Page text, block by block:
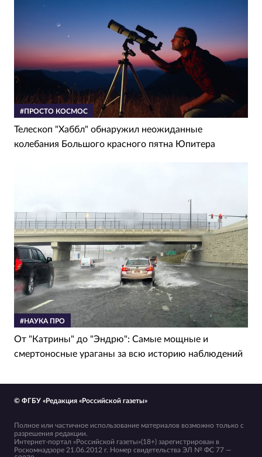
#ПРОСТО КОСМОС
Телескоп "Хаббл" обнаружил неожиданные
колебания Большого красного пятна Юпитера
#НАУКА ПРО
От "Катрины" до "Эндрю": Самые мощные и
смертоносные ураганы за всю историю наблюдений
© ФГБУ «Редакция «Российской газеты»
Полное или частичное использование материалов возможно только с
разрешения редакции.
Интернет-портал «Российской газеты»(18+) зарегистрирован в
Роскомнадзоре 21.06.2012 г. Номер свидетельства ЭЛ № ФС 77 —